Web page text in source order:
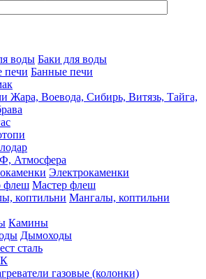
Баки для воды
Банные печи
Жара, Воевода, Сибирь, Витязь, Тайга,
Атмосфера
Электрокаменки
Мастер флеш
Мангалы, коптильни
Камины
Дымоходы
сталь